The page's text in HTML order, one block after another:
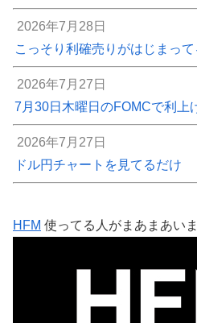
2026年7月28日
こっそり利確売りがはじまっ
2026年7月27日
7月30日木曜日のFOMCで利上
2026年7月27日
ドル円チャートを見てるだけ
HFM 使ってる人がまあまあい